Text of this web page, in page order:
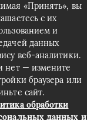
(c) cpark-avto.ru
Карта сайта
О проекте
Архив
«Принять», вы
с их
и
данных
веб-аналитики.
нет — измените
браузера или
сайт.
обработки
данных и